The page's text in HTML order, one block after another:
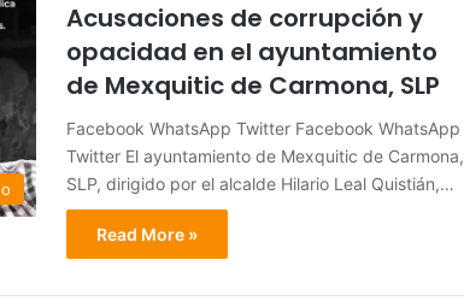
Acusaciones de corrupción y
opacidad en el ayuntamiento
de Mexquitic de Carmona, SLP
Facebook WhatsApp Twitter Facebook WhatsApp
Twitter El ayuntamiento de Mexquitic de Carmona,
SLP, dirigido por el alcalde Hilario Leal Quistián,…
Read More »